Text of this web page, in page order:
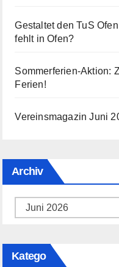
Gestaltet den TuS
fehlt in Ofen?
Sommerferien-Aktion:
Ferien!
Vereinsmagazin Juni
Archiv
Archiv
Katego